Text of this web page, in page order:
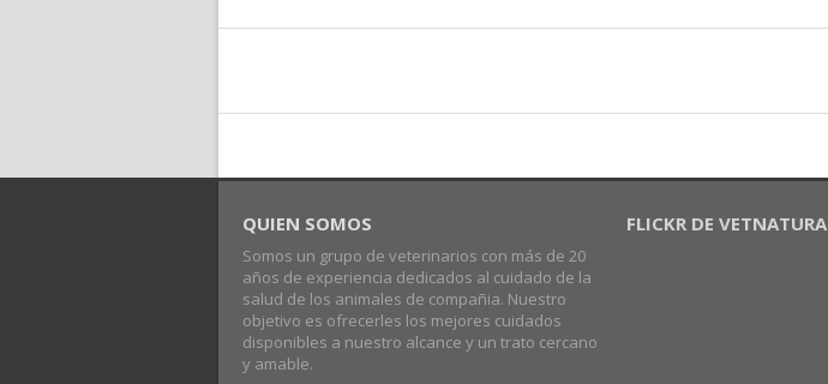
QUIEN SOMOS
Somos un grupo de veterinarios con más de 20
años de experiencia dedicados al cuidado de la
salud de los animales de compañia. Nuestro
objetivo es ofrecerles los mejores cuidados
disponibles a nuestro alcance y un trato cercano
y amable.
FLICKR DE VETNATURA